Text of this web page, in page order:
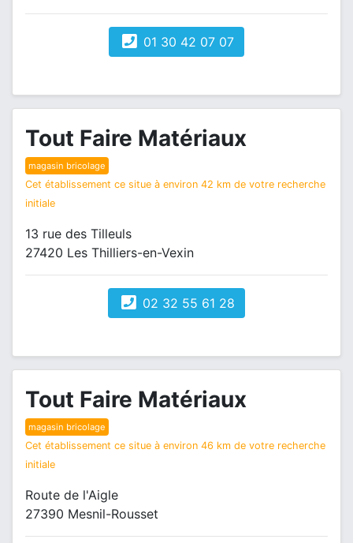
01 30 42 07 07
Tout Faire Matériaux
magasin bricolage
Cet établissement ce situe à environ 42 km de votre recherche
initiale
13 rue des Tilleuls
27420 Les Thilliers-en-Vexin
02 32 55 61 28
Tout Faire Matériaux
magasin bricolage
Cet établissement ce situe à environ 46 km de votre recherche
initiale
Route de l'Aigle
27390 Mesnil-Rousset